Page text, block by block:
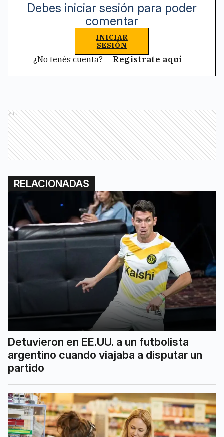
Debes iniciar sesión para poder
comentar
INICIAR
SESIÓN
¿No tenés cuenta? Registrate aquí
Ads
RELACIONADAS
Detuvieron en EE.UU. a un futbolista
argentino cuando viajaba a disputar un
partido